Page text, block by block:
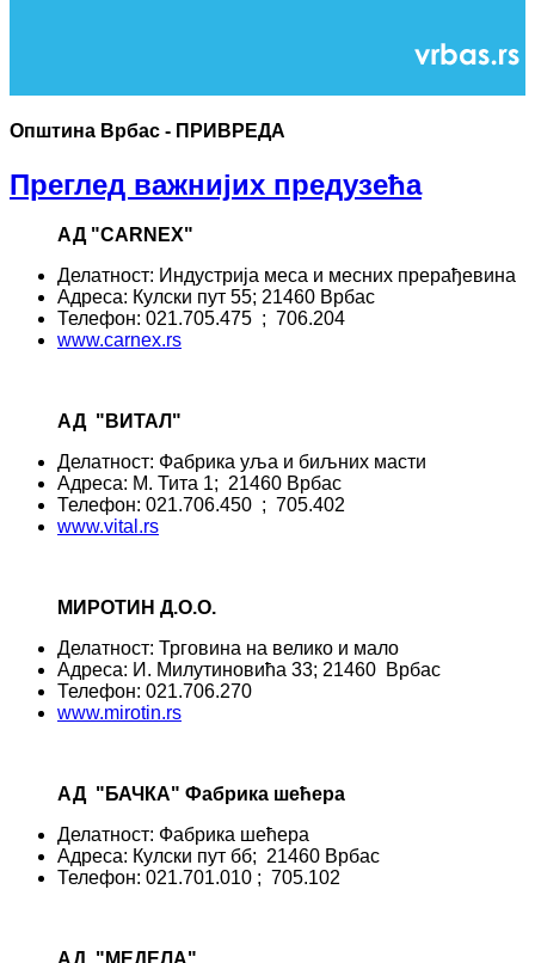
Општина Врбас - ПРИВРЕДА
Преглед важнијих предузећа
АД "CARNEX"
Делатност: Индустрија меса и месних прерађевина
Адреса: Кулски пут 55; 21460 Врбас
Телефон: 021.705.475 ; 706.204
www.carnex.rs
АД "ВИТАЛ"
Делатност: Фабрика уља и биљних масти
Адреса: М. Тита 1; 21460 Врбас
Телефон: 021.706.450 ; 705.402
www.vital.rs
МИРОТИН Д.О.О.
Делатност: Трговина на велико и мало
Адреса: И. Милутиновића 33; 21460 Врбас
Телефон: 021.706.270
www.mirotin.rs
АД "БАЧКА" Фабрика шећера
Делатност: Фабрика шећера
Адреса: Кулски пут бб; 21460 Врбас
Телефон: 021.701.010 ; 705.102